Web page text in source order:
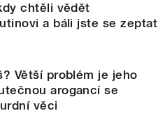
chtěli vědět
a báli jste se zeptat
Větší problém je jeho
arogancí se
věci